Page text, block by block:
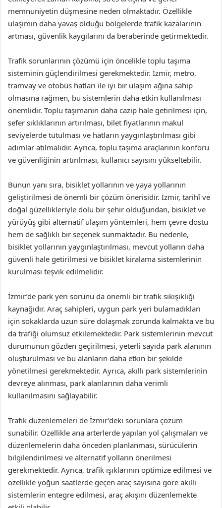
memnuniyetin düşmesine neden olmaktadır. Özellikle
ulaşımın daha yavaş olduğu bölgelerde trafik kazalarının
artması, güvenlik kaygılarını da beraberinde getirmektedir.
Trafik sorunlarının çözümü için öncelikle toplu taşıma
sisteminin güçlendirilmesi gerekmektedir. İzmir, metro,
tramvay ve otobüs hatları ile iyi bir ulaşım ağına sahip
olmasına rağmen, bu sistemlerin daha etkin kullanılması
önemlidir. Toplu taşımanın daha cazip hale getirilmesi için,
sefer sıklıklarının artırılması, bilet fiyatlarının makul
seviyelerde tutulması ve hatların yaygınlaştırılması gibi
adımlar atılmalıdır. Ayrıca, toplu taşıma araçlarının konforu
ve güvenliğinin artırılması, kullanıcı sayısını yükseltebilir.
Bunun yanı sıra, bisiklet yollarının ve yaya yollarının
geliştirilmesi de önemli bir çözüm önerisidir. İzmir, tarihî ve
doğal güzellikleriyle dolu bir şehir olduğundan, bisiklet ve
yürüyüş gibi alternatif ulaşım yöntemleri, hem çevre dostu
hem de sağlıklı bir seçenek sunmaktadır. Bu nedenle,
bisiklet yollarının yaygınlaştırılması, mevcut yolların daha
güvenli hale getirilmesi ve bisiklet kiralama sistemlerinin
kurulması teşvik edilmelidir.
İzmir’de park yeri sorunu da önemli bir trafik sıkışıklığı
kaynağıdır. Araç sahipleri, uygun park yeri bulamadıkları
için sokaklarda uzun süre dolaşmak zorunda kalmakta ve bu
da trafiği olumsuz etkilemektedir. Park sistemlerinin mevcut
durumunun gözden geçirilmesi, yeterli sayıda park alanının
oluşturulması ve bu alanların daha etkin bir şekilde
yönetilmesi gerekmektedir. Ayrıca, akıllı park sistemlerinin
devreye alınması, park alanlarının daha verimli
kullanılmasını sağlayabilir.
Trafik düzenlemeleri de İzmir’deki sorunlara çözüm
sunabilir. Özellikle ana arterlerde yapılan yol çalışmaları ve
düzenlemelerin daha önceden planlanması, sürücülerin
bilgilendirilmesi ve alternatif yolların önerilmesi
gerekmektedir. Ayrıca, trafik ışıklarının optimize edilmesi ve
özellikle yoğun saatlerde geçen araç sayısına göre akıllı
sistemlerin entegre edilmesi, araç akışını düzenlemekte